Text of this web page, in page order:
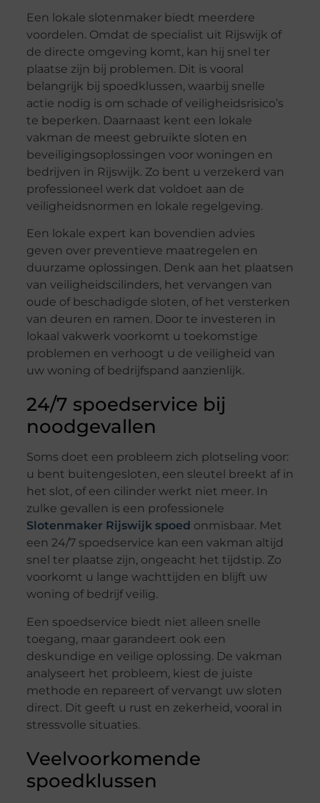
Een lokale slotenmaker biedt meerdere
voordelen. Omdat de specialist uit Rijswijk of
de directe omgeving komt, kan hij snel ter
plaatse zijn bij problemen. Dit is vooral
belangrijk bij spoedklussen, waarbij snelle
actie nodig is om schade of veiligheidsrisico’s
te beperken. Daarnaast kent een lokale
vakman de meest gebruikte sloten en
beveiligingsoplossingen voor woningen en
bedrijven in Rijswijk. Zo bent u verzekerd van
professioneel werk dat voldoet aan de
veiligheidsnormen en lokale regelgeving.
Een lokale expert kan bovendien advies
geven over preventieve maatregelen en
duurzame oplossingen. Denk aan het plaatsen
van veiligheidscilinders, het vervangen van
oude of beschadigde sloten, of het versterken
van deuren en ramen. Door te investeren in
lokaal vakwerk voorkomt u toekomstige
problemen en verhoogt u de veiligheid van
uw woning of bedrijfspand aanzienlijk.
24/7 spoedservice bij
noodgevallen
Soms doet een probleem zich plotseling voor:
u bent buitengesloten, een sleutel breekt af in
het slot, of een cilinder werkt niet meer. In
zulke gevallen is een professionele
Slotenmaker Rijswijk spoed onmisbaar. Met
een 24/7 spoedservice kan een vakman altijd
snel ter plaatse zijn, ongeacht het tijdstip. Zo
voorkomt u lange wachttijden en blijft uw
woning of bedrijf veilig.
Een spoedservice biedt niet alleen snelle
toegang, maar garandeert ook een
deskundige en veilige oplossing. De vakman
analyseert het probleem, kiest de juiste
methode en repareert of vervangt uw sloten
direct. Dit geeft u rust en zekerheid, vooral in
stressvolle situaties.
Veelvoorkomende
spoedklussen